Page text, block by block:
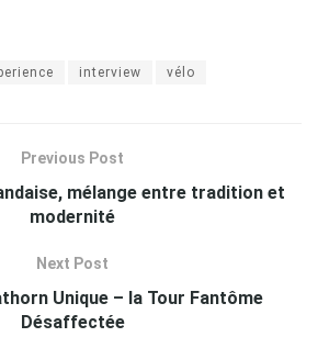
interview vélo
Previous Post
mélange entre tradition et
modernité
Next Post
Unique – la Tour Fantôme
Désaffectée